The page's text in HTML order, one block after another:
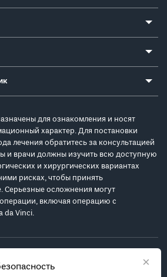
×
для ознакомления и носят
характер. Для постановки
лечения обратитесь за консультацией
и врачи должны изучить всю доступную
и хирургических вариантах
рисках, чтобы принять
Серьезные осложнения могут
включая операцию с
da Vinci.